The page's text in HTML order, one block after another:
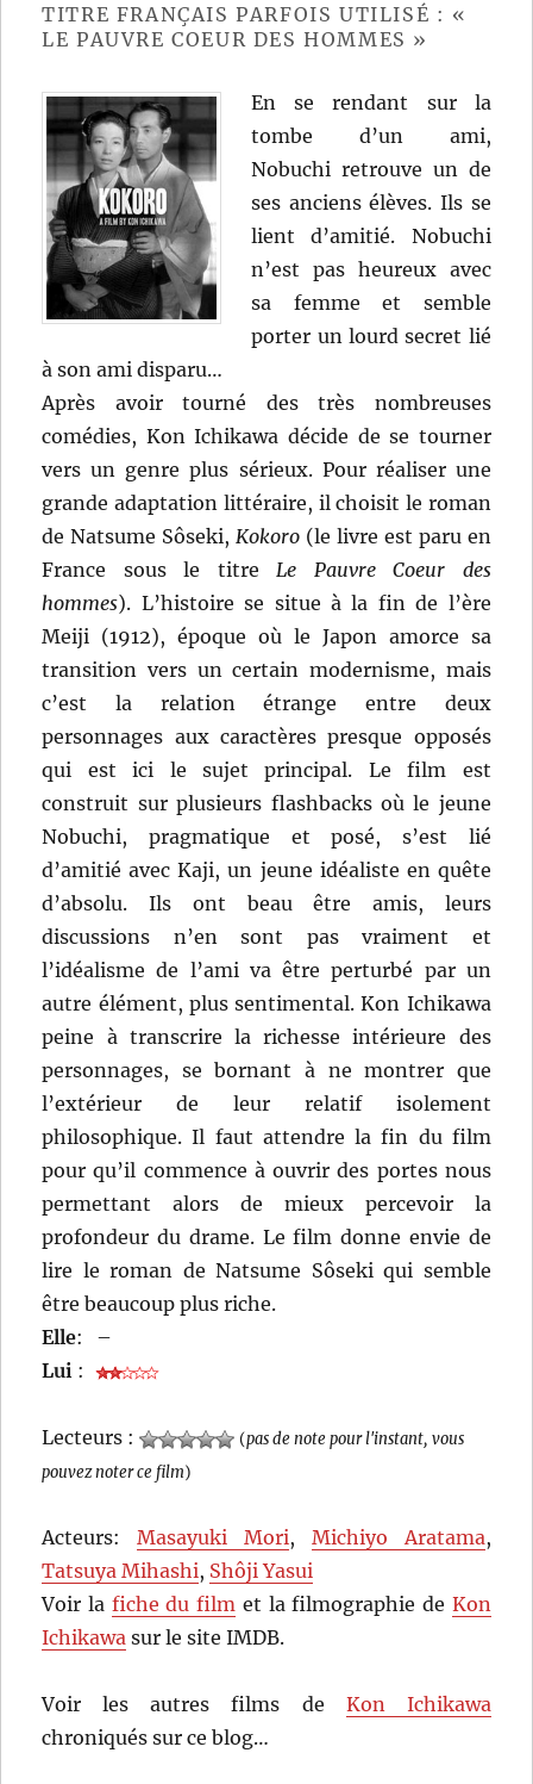
Toshirô
Mifune
TITRE FRANÇAIS PARFOIS UTILISÉ : «
LE PAUVRE COEUR DES HOMMES »
En se rendant sur la
tombe d’un ami,
Nobuchi retrouve un de
ses anciens élèves. Ils se
lient d’amitié. Nobuchi
n’est pas heureux avec
sa femme et semble
porter un lourd secret lié
à son ami disparu…
Après avoir tourné des très nombreuses
comédies, Kon Ichikawa décide de se tourner
vers un genre plus sérieux. Pour réaliser une
grande adaptation littéraire, il choisit le roman
de Natsume Sôseki,Kokoro (le livre est paru en
France sous le titreLe Pauvre Coeur des
hommes). L’histoire se situe à la fin de l’ère
Meiji (1912), époque où le Japon amorce sa
transition vers un certain modernisme, mais
c’est la relation étrange entre deux
personnages aux caractères presque opposés
qui est ici le sujet principal. Le film est
construit sur plusieurs flashbacks où le jeune
Nobuchi, pragmatique et posé, s’est lié
d’amitié avec Kaji, un jeune idéaliste en quête
d’absolu. Ils ont beau être amis, leurs
discussions n’en sont pas vraiment et
l’idéalisme de l’ami va être perturbé par un
autre élément, plus sentimental. Kon Ichikawa
peine à transcrire la richesse intérieure des
personnages, se bornant à ne montrer que
l’extérieur de leur relatif isolement
philosophique. Il faut attendre la fin du film
pour qu’il commence à ouvrir des portes nous
permettant alors de mieux percevoir la
profondeur du drame. Le film donne envie de
lire le roman de Natsume Sôseki qui semble
être beaucoup plus riche.
Elle:
–
Lui :
Lecteurs : (pas de note pour l'instant, vous
pouvez noter ce film)
Acteurs:Masayuki Mori, Michiyo Aratama,
Tatsuya Mihashi, Shôji Yasui
Voir la fiche du film et la filmographie de Kon
Ichikawa sur le site IMDB.
Voir les autres films de Kon Ichikawa
chroniqués sur ce blog…